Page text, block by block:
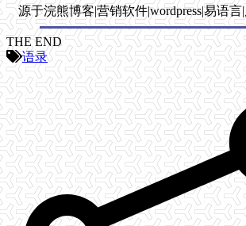
源于浣熊博客|营销软件|wordpress|易语
THE END
语录